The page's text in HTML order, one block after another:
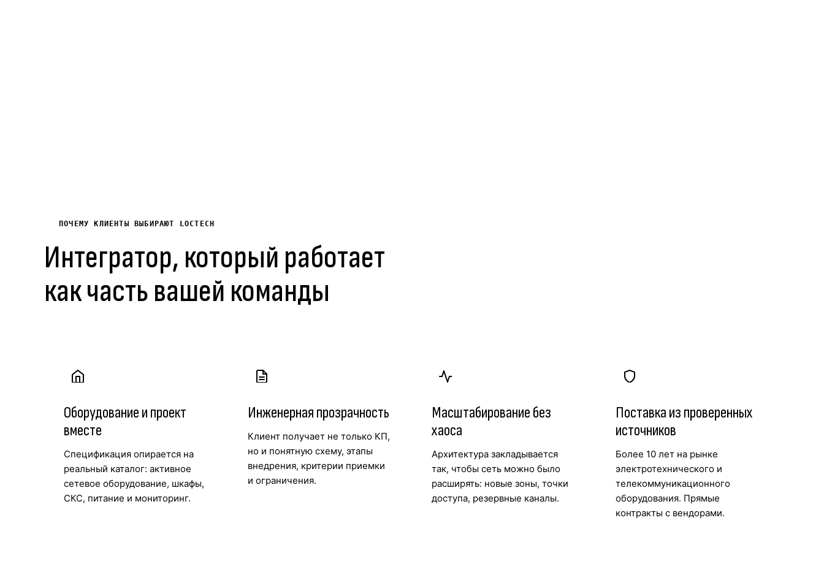
ПОЧЕМУ КЛИЕНТЫ ВЫБИРАЮТ LOCTECH
Интегратор, который работает
как часть вашей команды
Оборудование и проект
вместе
Спецификация опирается на
реальный каталог: активное
сетевое оборудование, шкафы,
СКС, питание и мониторинг.
Инженерная прозрачность
Клиент получает не только КП,
но и понятную схему, этапы
внедрения, критерии приемки
и ограничения.
Масштабирование без
хаоса
Архитектура закладывается
так, чтобы сеть можно было
расширять: новые зоны, точки
доступа, резервные каналы.
Поставка из проверенных
источников
Более 10 лет на рынке
электротехнического и
телекоммуникационного
оборудования. Прямые
контракты с вендорами.